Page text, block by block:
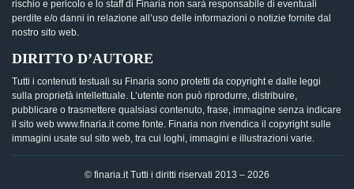
rischio e pericolo e lo staff di Finaria non sarà responsabile di eventuali
perdite e/o danni in relazione all’uso delle informazioni o notizie fornite dal
nostro sito web.
DIRITTO D’AUTORE
Tutti i contenuti testuali su Finaria sono protetti da copyright e dalle leggi
sulla proprietà intellettuale. L’utente non può riprodurre, distribuire,
pubblicare o trasmettere qualsiasi contenuto, frase, immagine senza indicare
il sito web www.finaria.it come fonte. Finaria non rivendica il copyright sulle
immagini usate sul sito web, tra cui loghi, immagini e illustrazioni varie.
© finaria.it Tutti i diritti riservati 2013 – 2026